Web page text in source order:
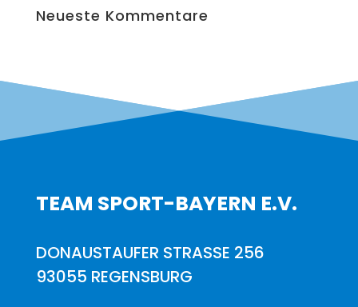
Neu­es­te Kommentare
TEAM SPORT-BAYERN E.V.
DONAUSTAUFER STRASSE 256
93055 REGENSBURG